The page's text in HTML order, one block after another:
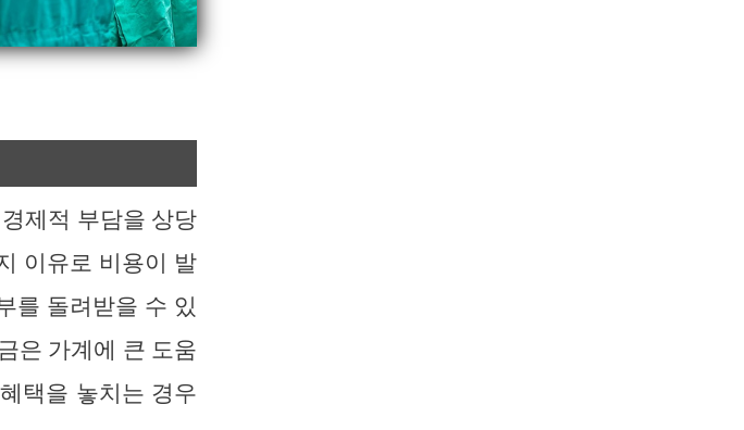
제적 부담을 상당
이유로 비용이 발
를 돌려받을 수 있
은 가계에 큰 도움
택을 놓치는 경우